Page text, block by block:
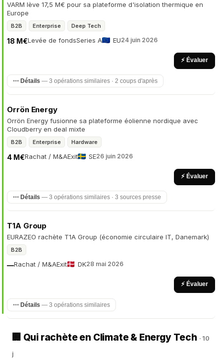
VARM lève 17,5 M€ pour sa plateforme d'isolation thermique en
Europe
B2B Enterprise Deep Tech
Levée de fonds
18 M€ Series A EU24 juin 2026
⚡ Évaluer
⋯ Détails — 3 opérations similaires · 2 coups d'après
Orrön Energy
Orrön Energy fusionne sa plateforme éolienne nordique avec
Cloudberry en deal mixte
B2B Enterprise Hardware
Rachat / M&A
4 M€ Exit SE26 juin 2026
⚡ Évaluer
⋯ Détails — 3 opérations similaires · 3 sources presse
T1A Group
EURAZEO rachète T1A Group (économie circulaire IT, Danemark)
B2B
Rachat / M&A
— Exit DK28 mai 2026
⚡ Évaluer
⋯ Détails — 3 opérations similaires
🏢 Qui rachète en Climate & Energy Tech · 10
j